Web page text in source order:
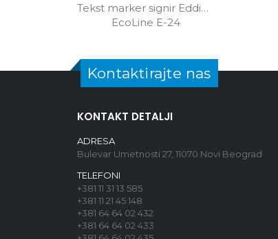
Tekst marker signir Edding
EcoLine E-24
Kontaktirajte nas
KONTAKT DETALJI
ADRESA
Bulevar Umetnosti 27, 11070 Novi Beograd
TELEFONI
+381 11 31 13 585
+381 11 21 45 148
+381 64 64 02 432
+381 64 64 02 433